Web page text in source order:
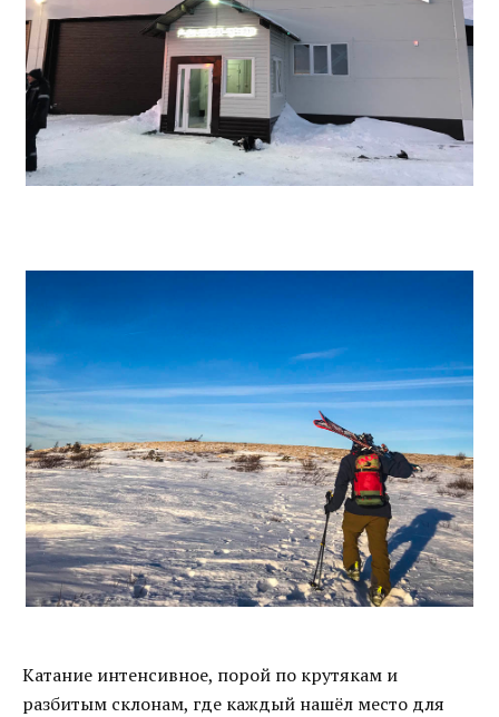
Катание интенсивное, порой по крутякам и
разбитым склонам, где каждый нашёл место для